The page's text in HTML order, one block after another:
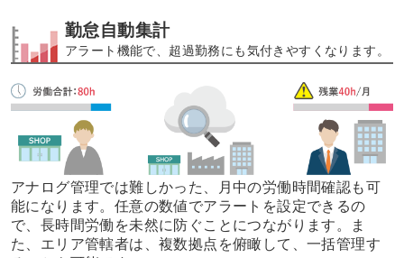
勤怠自動集計
アラート機能で、超過勤務にも気付きやすくなります。
アナログ管理では難しかった、月中の労働時間確認も可
能になります。 任意の数値でアラートを設定できるの
で、長時間労働を未然に防ぐことにつながります。
ま
た、エリア管轄者は、複数拠点を俯瞰して、一括管理す